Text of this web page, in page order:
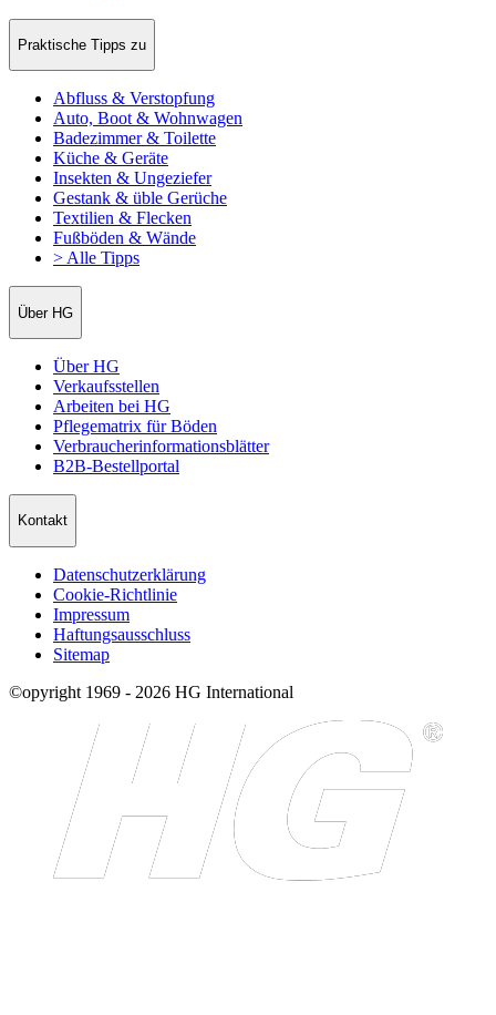
Praktische Tipps zu
Abfluss & Verstopfung
Auto, Boot & Wohnwagen
Badezimmer & Toilette
Küche & Geräte
Insekten & Ungeziefer
Gestank & üble Gerüche
Textilien & Flecken
Fußböden & Wände
> Alle Tipps
Über HG
Über HG
Verkaufsstellen
Arbeiten bei HG
Pflegematrix für Böden
Verbraucherinformationsblätter
B2B-Bestellportal
Kontakt
Datenschutzerklärung
Cookie-Richtlinie
Impressum
Haftungsausschluss
Sitemap
©opyright 1969 - 2026 HG International